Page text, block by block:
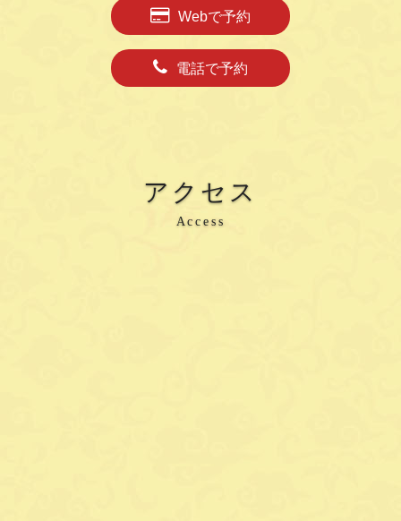
Webで予約
電話で予約
アクセス
Access